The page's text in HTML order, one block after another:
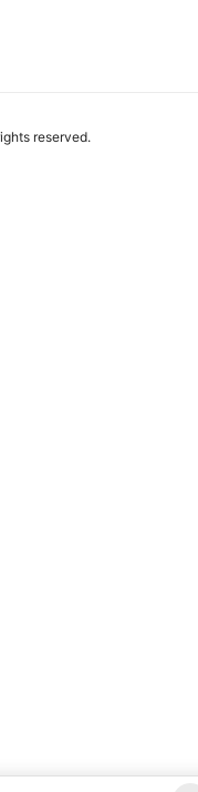
reserved.